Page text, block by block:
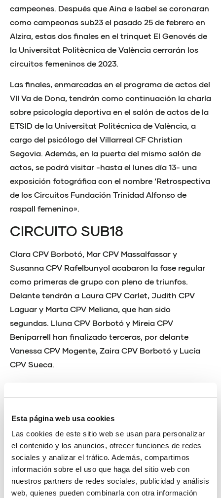
Esta página web usa cookies
Las cookies de este sitio web se usan para personalizar
el contenido y los anuncios, ofrecer funciones de redes
sociales y analizar el tráfico. Además, compartimos
información sobre el uso que haga del sitio web con
nuestros partners de redes sociales, publicidad y análisis
web, quienes pueden combinarla con otra información
campeones. Después que Aina e Isabel se coronaran
como campeonas sub23 el pasado 25 de febrero en
Alzira, estas dos finales en el trinquet El Genovés de
la Universitat Politècnica de València cerrarán los
circuitos femeninos de 2023.
Las finales, enmarcadas en el programa de actos del
VII Va de Dona, tendrán como continuación la charla
sobre psicología deportiva en el salón de actos de la
ETSID de la Universitat Politécnica de València, a
cargo del psicólogo del Villarreal CF Christian
Segovia. Además, en la puerta del mismo salón de
actos, se podrá visitar -hasta el lunes día 13- una
exposición fotográfica con el nombre ‘Retrospectiva
de los Circuitos Fundación Trinidad Alfonso de
raspall femenino».
CIRCUITO SUB18
Clara CPV Borbotó, Mar CPV Massalfassar y
Susanna CPV Rafelbunyol acabaron la fase regular
como primeras de grupo con pleno de triunfos.
Delante tendrán a Laura CPV Carlet, Judith CPV
Laguar y Marta CPV Meliana, que han sido
segundas. Lluna CPV Borbotó y Mireia CPV
Beniparrell han finalizado terceras, por delante
Vanessa CPV Mogente, Zaira CPV Borbotó y Lucía
CPV Sueca.
ocasión para Susanna de hacerse con el título,
Uno de los dos equipos tomará el relevo de Ivet CPV
Sueca, Isabel CPV Rafelbunyol y Sandra CPV Bicorp,
ganadoras el año pasado de la final contra Paula
CPV Beniparrell, Àngela CPV Faura y Susanna CPV